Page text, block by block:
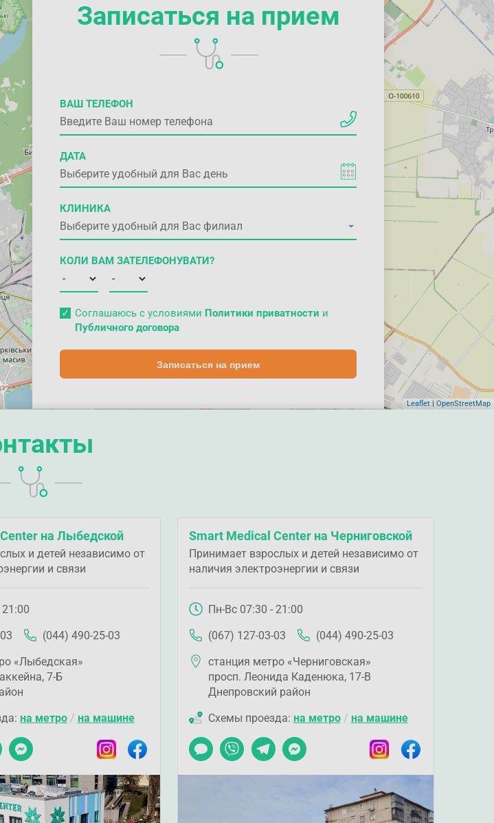
Записаться на прием
ВАШ ТЕЛЕФОН
ДАТА
КЛИНИКА
КОЛИ ВАМ ЗАТЕЛЕФОНУВАТИ?
Соглашаюсь с условиями Политики приватности и
Публичного договора
Записаться на прием
Leaflet | OpenStreetMap
на Лыбедской
и детей независимо от
и связи
(044) 490-25-03
«Лыбедская»
7-Б
на метро/ на машине
Messenger InstagramFacebook
Smart Medical Center на Черниговской
Принимает взрослых и детей независимо от
наличия электроэнергии и связи
Пн-Вс 07:30 - 21:00
(067) 127-03-03
(044) 490-25-03
станция метро «Черниговская»
просп. Леонида Каденюка, 17-В
Днепровский район
Схемы проезда: на метро/ на машине
Чат Viber TelegramMessenger InstagramFacebook